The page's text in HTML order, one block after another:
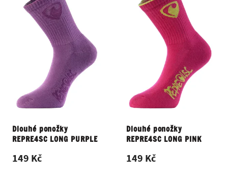
Dlouhé ponožky
REPRE4SC LONG PURPLE
149 Kč
Dlouhé ponožky
REPRE4SC LONG PINK
149 Kč